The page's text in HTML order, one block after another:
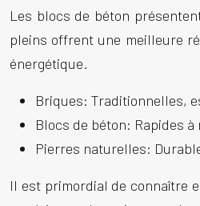
Les blocs de béton
pleins offrent une meilleure
énergétique.
Briques: Traditionnelles,
Blocs de béton: Rapides
Pierres naturelles:
Il est primordial de connaître